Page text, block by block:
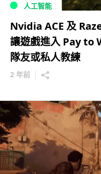
人工智能
Nvidia ACE 及
讓遊戲進入 Pay to
隊友或私人教練
2 年前